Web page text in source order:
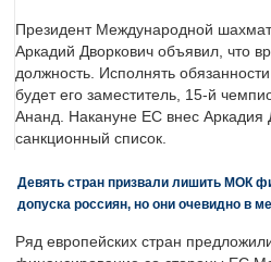
Президент Международной
Аркадий Дворкович объявил, что
должность. Исполнять
будет его заместитель, 15-й
Ананд. Накануне ЕС внес Аркадия
санкционный список.
Девять стран призвали лишить МОК
допуска россиян, но они очевидно в
Ряд европейских стран